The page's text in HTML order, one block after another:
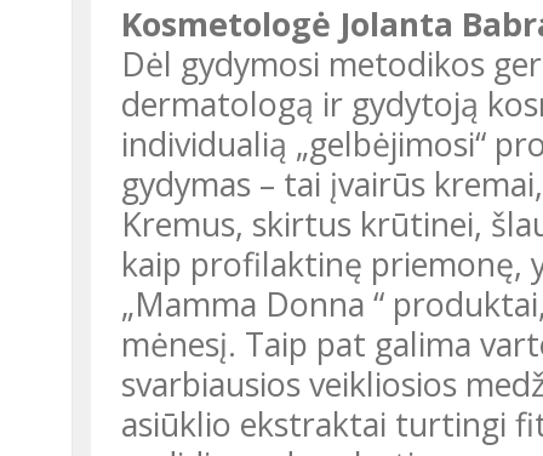
Kosmetologė Jolanta
Dėl gydymosi metodikos
dermatologą ir gydytoją
individualią „gelbėjimosi“
gydymas – tai įvairūs
Kremus, skirtus krūtinei,
kaip profilaktinę priemonę,
„Mamma Donna “
mėnesį. Taip pat galima
svarbiausios veikliosios
asiūklio ekstraktai turtingi